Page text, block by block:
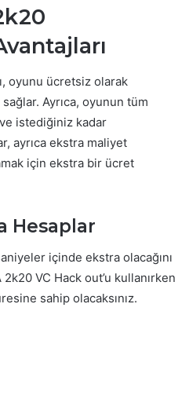
oyunu ücretsiz olarak
Ayrıca, oyunun tüm
istediğiniz kadar
ayrıca ekstra maliyet
için ekstra bir ücret
Hesaplar
içinde ekstra olacağını
VC Hack out’u kullanırken
sahip olacaksınız.